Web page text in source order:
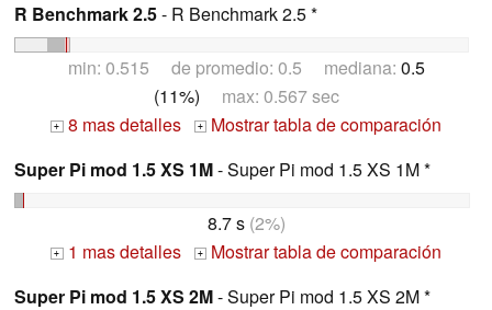
R Benchmark 2.5- R Benchmark 2.5 *
min: 0.515 de promedio: 0.5 mediana: 0.5
(11%) max: 0.567 sec
+ 8 mas detalles +
Mostrar tabla de comparación
Super Pi mod 1.5 XS 1M- Super Pi mod 1.5 XS 1M *
8.7 s(2%)
+ 1 mas detalles +
Mostrar tabla de comparación
Super Pi mod 1.5 XS 2M- Super Pi mod 1.5 XS 2M *